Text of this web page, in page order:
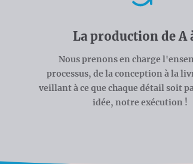
La production de A
Nous prenons en charge
processus, de la conception à la
veillant à ce que chaque détail soit
idée, notre exécution !